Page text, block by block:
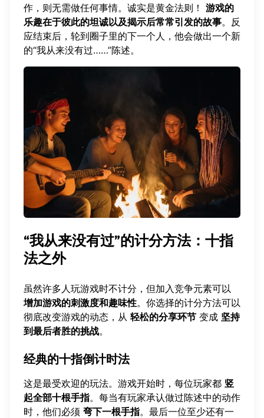
作，则无需做任何事情。诚实是黄金法则！ 游戏的
乐趣在于彼此的坦诚以及揭示后常常引发的故事。反
应结束后，轮到圈子里的下一个人，他会做出一个新
的“我从来没有过……”陈述。
“我从来没有过”的计分方法：十指
法之外
虽然许多人玩游戏时不计分，但加入竞争元素可以
增加游戏的刺激度和趣味性。你选择的计分方法可以
彻底改变游戏的动态，从 轻松的分享环节 变成 坚持
到最后者胜的挑战。
经典的十指倒计时法
这是最受欢迎的玩法。游戏开始时，每位玩家都 竖
起全部十根手指。每当有玩家承认做过陈述中的动作
时，他们必须 弯下一根手指。最后一位至少还有一